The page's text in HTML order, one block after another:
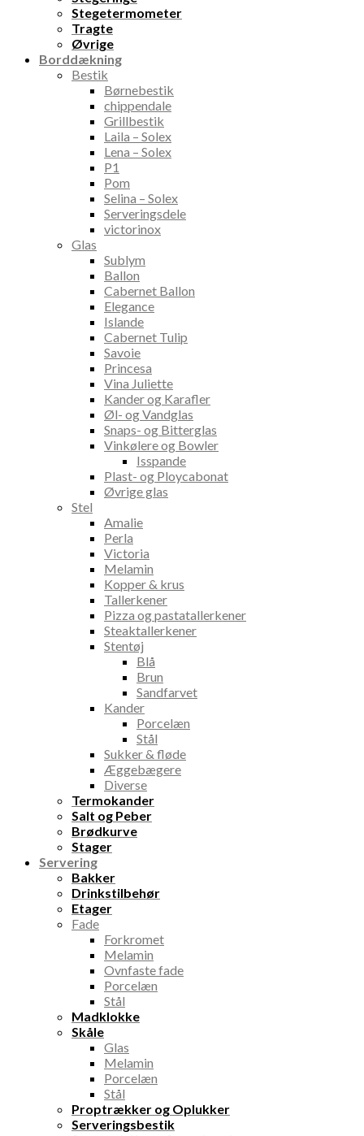
Stegetermometer
Tragte
Øvrige
Borddækning
Bestik
Børnebestik
chippendale
Grillbestik
Laila – Solex
Lena – Solex
P1
Pom
Selina – Solex
Serveringsdele
victorinox
Glas
Sublym
Ballon
Cabernet Ballon
Elegance
Islande
Cabernet Tulip
Savoie
Princesa
Vina Juliette
Kander og Karafler
Øl- og Vandglas
Snaps- og Bitterglas
Vinkølere og Bowler
Isspande
Plast- og Ploycabonat
Øvrige glas
Stel
Amalie
Perla
Victoria
Melamin
Kopper & krus
Tallerkener
Pizza og pastatallerkener
Steaktallerkener
Stentøj
Blå
Brun
Sandfarvet
Kander
Porcelæn
Stål
Sukker & fløde
Æggebægere
Diverse
Termokander
Salt og Peber
Brødkurve
Stager
Servering
Bakker
Drinkstilbehør
Etager
Fade
Forkromet
Melamin
Ovnfaste fade
Porcelæn
Stål
Madklokke
Skåle
Glas
Melamin
Porcelæn
Stål
Proptrækker og Oplukker
Serveringsbestik